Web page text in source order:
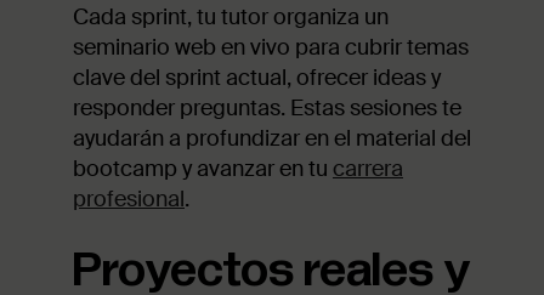
Cada sprint, tu tutor organiza un
seminario web en vivo para cubrir temas
clave del sprint actual, ofrecer ideas y
responder preguntas. Estas sesiones te
ayudarán a profundizar en el material del
bootcamp y avanzar en tu carrera
profesional.
Proyectos reales y